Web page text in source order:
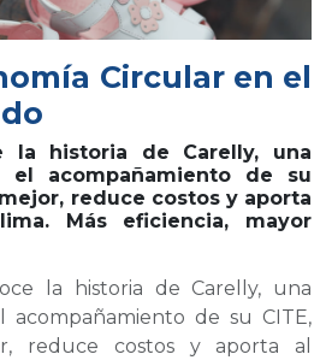
Circular en el
la historia de Carelly, una
el acompañamiento de su
reduce costos y aporta
Más eficiencia, mayor
la historia de Carelly, una
de su CITE,
reduce costos y aporta al